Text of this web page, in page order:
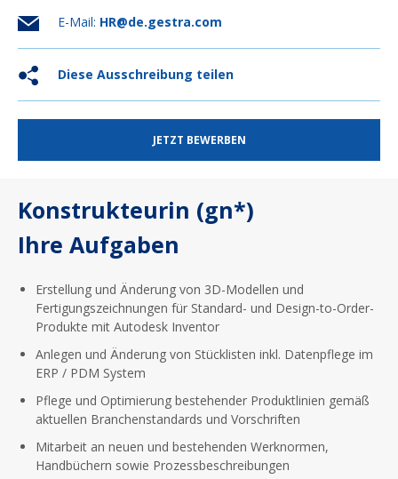
E-Mail: HR@de.gestra.com
Diese Ausschreibung teilen
JETZT BEWERBEN
Konstrukteurin (gn*)
Ihre Aufgaben
Erstellung und Änderung von 3D-Modellen und
Fertigungszeichnungen für Standard- und Design-to-Order-
Produkte mit Autodesk Inventor
Anlegen und Änderung von Stücklisten inkl. Datenpflege im
ERP / PDM System
Pflege und Optimierung bestehender Produktlinien gemäß
aktuellen Branchenstandards und Vorschriften
Mitarbeit an neuen und bestehenden Werknormen,
Handbüchern sowie Prozessbeschreibungen